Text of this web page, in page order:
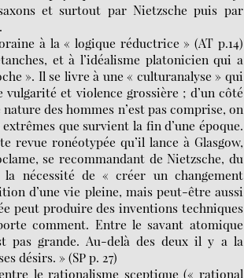
et surtout par Nietzsche puis par
à la « logique réductrice » (AT p.14)
et à l’idéalisme platonicien qui a
». Il se livre à une « culturanalyse » qui
et violence grossière ; d’un côté
des hommes n’est pas comprise, on
que survient la fin d’une époque.
revue ronéotypée qu’il lance à Glasgow,
se recommandant de Nietzsche, du
nécessité de « créer un changement
d’une vie pleine, mais peut-être aussi
peut produire des inventions techniques
comment. Entre le savant atomique
pas grande. Au-delà des deux il y a la
désirs. » (SP p. 27)
le rationalisme sceptique (« rational